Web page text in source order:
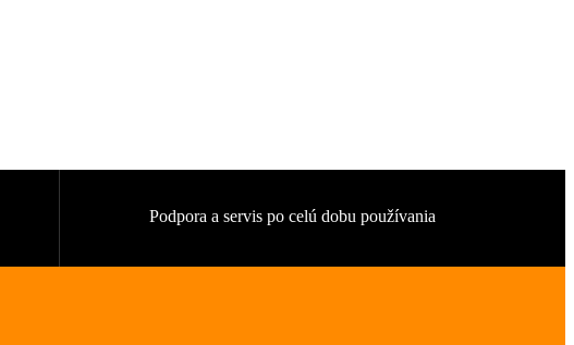
Podpora a servis po celú dobu používania